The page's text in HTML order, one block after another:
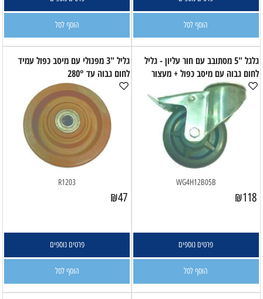
הוסף לסל הוסף לסל
גלגל "5 מסתובב עם חור עליון - גליל
לחום גבוה עם מיסב כפול + מעצור
WG4H12B05B
₪118
פרטים נוספים
הוסף לסל
גליל "3 מפנולי עם מיסב כפול עמיד
לחום גבוה עד 280°
R1203
₪47
פרטים נוספים
הוסף לסל